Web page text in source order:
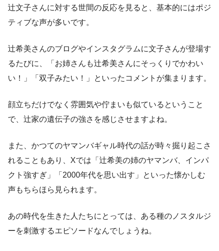
辻文子さんに対する世間の反応を見ると、基本的にはポジ
ティブな声が多いです。
辻希美さんのブログやインスタグラムに文子さんが登場す
るたびに、「お姉さんも辻希美さんにそっくりでかわい
い！」「双子みたい！」といったコメントが集まります。
顔立ちだけでなく雰囲気や佇まいも似ているということ
で、辻家の遺伝子の強さを感じさせますよね。
また、かつてのヤマンバギャル時代の話が時々掘り起こさ
れることもあり、Xでは「辻希美の姉のヤマンバ、インパ
クト強すぎ」「2000年代を思い出す」といった懐かしむ
声もちらほら見られます。
あの時代を生きた人たちにとっては、ある種のノスタルジ
ーを刺激するエピソードなんでしょうね。